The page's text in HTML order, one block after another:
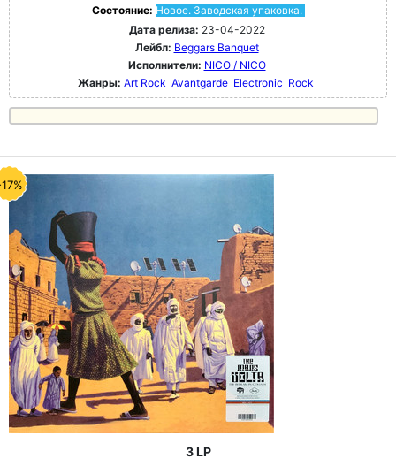
Состояние: Новое. Заводская упаковка.
Дата релиза: 23-04-2022
Лейбл: Beggars Banquet
Исполнители: NICO / NICO
Жанры: Art Rock Avantgarde Electronic Rock
3 LP